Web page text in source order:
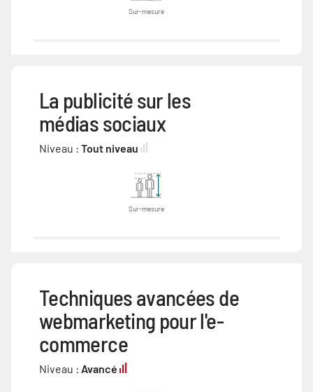
Sur-mesure
La publicité sur les
médias sociaux
Niveau : Tout niveau
Sur-mesure
Techniques avancées de
webmarketing pour l'e-
commerce
Niveau : Avancé